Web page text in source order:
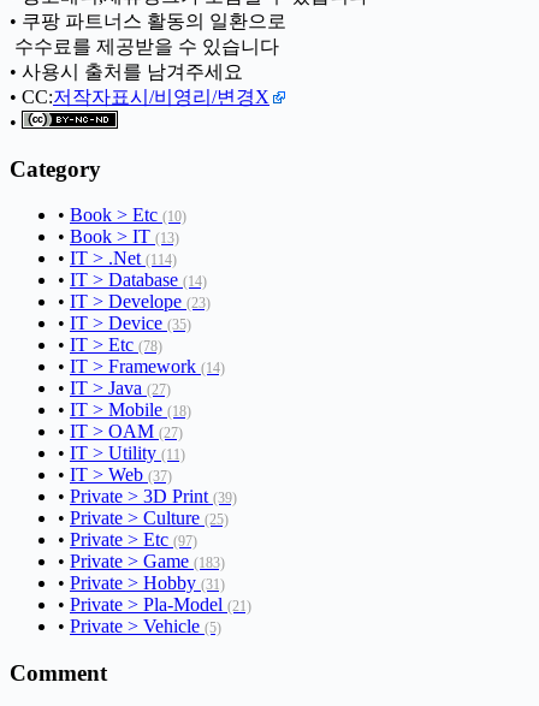
• 쿠팡 파트너스 활동의 일환으로
ㅤ 수수료를 제공받을 수 있습니다
• 사용시 출처를 남겨주세요
• CC:저작자표시/비영리/변경X
•
Category
• Book > Etc (10)
• Book > IT (13)
• IT > .Net (114)
• IT > Database (14)
• IT > Develope (23)
• IT > Device (35)
• IT > Etc (78)
• IT > Framework (14)
• IT > Java (27)
• IT > Mobile (18)
• IT > OAM (27)
• IT > Utility (11)
• IT > Web (37)
• Private > 3D Print (39)
• Private > Culture (25)
• Private > Etc (97)
• Private > Game (183)
• Private > Hobby (31)
• Private > Pla-Model (21)
• Private > Vehicle (5)
Comment